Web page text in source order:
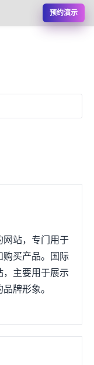
预约演示
站，专门用于
买产品。国际
主要用于展示
牌形象。